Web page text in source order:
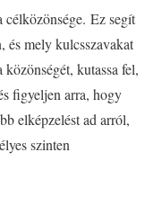
Ez segít
és mely kulcsszavakat
kutassa fel,
figyeljen arra, hogy
elképzelést ad arról,
szinten